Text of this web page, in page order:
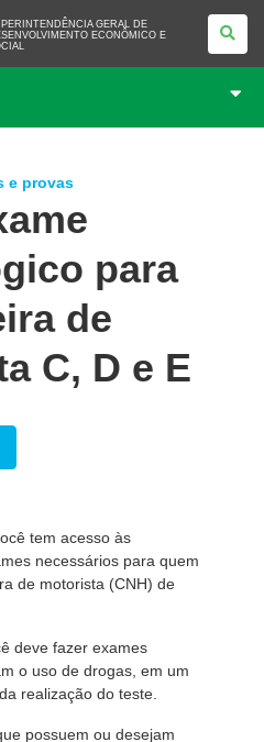
GERAL DE
ECONÔMICO E
e provas
para
de
C, D e E
tem acesso às
necessários para quem
de motorista (CNH) de
deve fazer exames
o uso de drogas, em um
realização do teste.
possuem ou desejam